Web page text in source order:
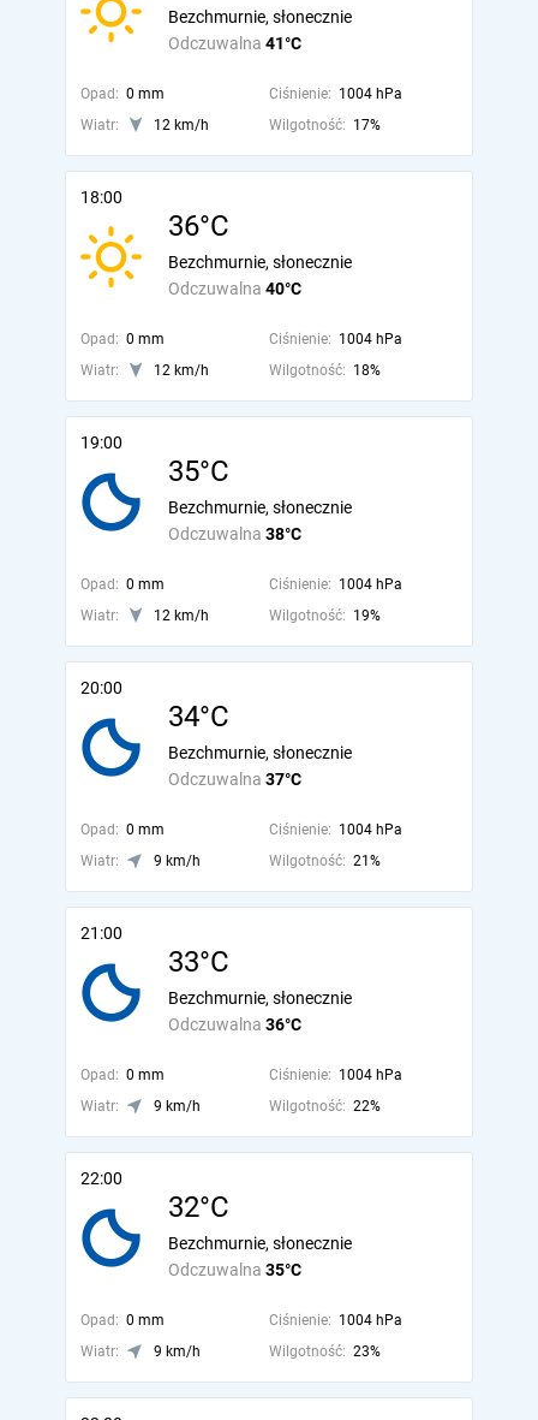
Odczuwalna 41°C
Bezchmurnie, słonecznie
Opad: 0 mm Ciśnienie: 1004 hPa
Wiatr:
12 km/h Wilgotność: 17%
18:00
36°C
Odczuwalna 40°C
Bezchmurnie, słonecznie
Opad: 0 mm Ciśnienie: 1004 hPa
Wiatr:
12 km/h Wilgotność: 18%
19:00
35°C
Odczuwalna 38°C
Bezchmurnie, słonecznie
Opad: 0 mm Ciśnienie: 1004 hPa
Wiatr:
12 km/h Wilgotność: 19%
20:00
34°C
Odczuwalna 37°C
Bezchmurnie, słonecznie
Opad: 0 mm Ciśnienie: 1004 hPa
Wiatr:
9 km/h Wilgotność: 21%
21:00
33°C
Odczuwalna 36°C
Bezchmurnie, słonecznie
Opad: 0 mm Ciśnienie: 1004 hPa
Wiatr:
9 km/h Wilgotność: 22%
22:00
32°C
Odczuwalna 35°C
Bezchmurnie, słonecznie
Opad: 0 mm Ciśnienie: 1004 hPa
Wiatr:
9 km/h Wilgotność: 23%